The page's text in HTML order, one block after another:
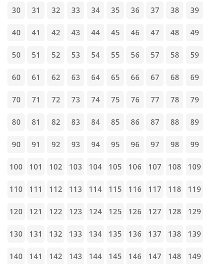
30 31 32 33 34 35 36 37 38 39
40 41 42 43 44 45 46 47 48 49
50 51 52 53 54 55 56 57 58 59
60 61 62 63 64 65 66 67 68 69
70 71 72 73 74 75 76 77 78 79
80 81 82 83 84 85 86 87 88 89
90 91 92 93 94 95 96 97 98 99
100 101 102 103 104 105 106 107 108 109
110 111 112 113 114 115 116 117 118 119
120 121 122 123 124 125 126 127 128 129
130 131 132 133 134 135 136 137 138 139
140 141 142 143 144 145 146 147 148 149